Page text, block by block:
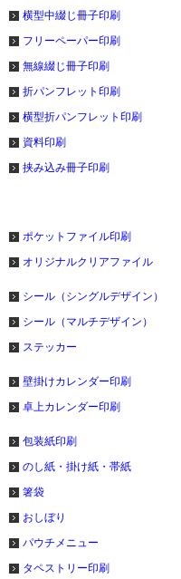
横型中綴じ冊子印刷
フリーペーパー印刷
無線綴じ冊子印刷
折パンフレット印刷
横型折パンフレット印刷
資料印刷
挟み込み冊子印刷
ポケットファイル印刷
オリジナルクリアファイル
シール（シングルデザイン）
シール（マルチデザイン）
ステッカー
壁掛けカレンダー印刷
卓上カレンダー印刷
包装紙印刷
のし紙・掛け紙・帯紙
箸袋
おしぼり
パウチメニュー
タペストリー印刷